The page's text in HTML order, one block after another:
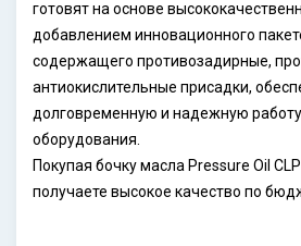
готовят на основе
добавлением инновационного
содержащего противозадирные,
антиокислительные присадки,
долговременную и надежную
оборудования.
Покупая бочку масла Pressure Oil
получаете высокое качество по